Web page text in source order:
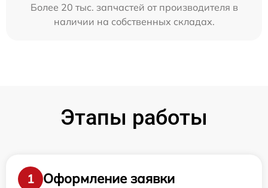
Более 20 тыс. запчастей от производителя в
наличии на собственных складах.
Этапы работы
1
Оформление заявки